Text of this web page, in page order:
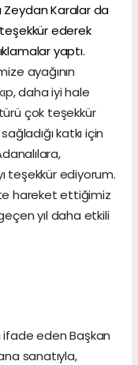
Zeydan Karalar da
ederek
yaptı.
ayağının
daha iyi hale
çok teşekkür
katkı için
teşekkür ediyorum.
hareket ettiğimiz
yıl daha etkili
ifade eden Başkan
sanatıyla,